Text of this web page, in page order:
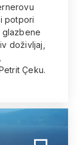
potpori
glazbene
doživljaj,
Çeku.